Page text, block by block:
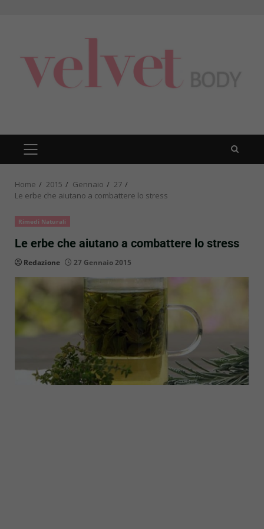
PRIMARY
MENU
Home 2015 Gennaio
27
Le erbe che aiutano a combattere lo stress
Rimedi Naturali
Le erbe che aiutano a combattere lo stress
Redazione 27 Gennaio 2015